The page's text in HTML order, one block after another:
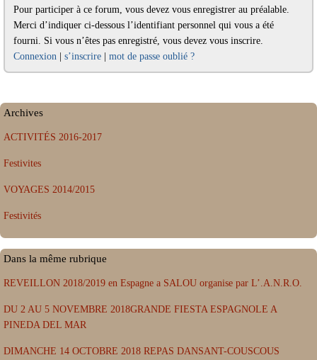
Pour participer à ce forum, vous devez vous enregistrer au préalable.
Merci d’indiquer ci-dessous l’identifiant personnel qui vous a été
fourni. Si vous n’êtes pas enregistré, vous devez vous inscrire.
Connexion | s’inscrire | mot de passe oublié ?
Archives
ACTIVITÉS 2016-2017
Festivites
VOYAGES 2014/2015
Festivités
Dans la même rubrique
REVEILLON 2018/2019 en Espagne a SALOU organise par L’.A.N.R.O.
DU 2 AU 5 NOVEMBRE 2018GRANDE FIESTA ESPAGNOLE A
PINEDA DEL MAR
DIMANCHE 14 OCTOBRE 2018 REPAS DANSANT-COUSCOUS